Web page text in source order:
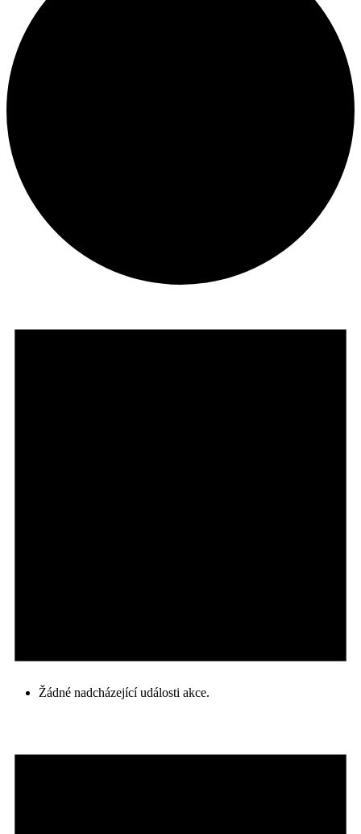
Žádné nadcházející události akce.